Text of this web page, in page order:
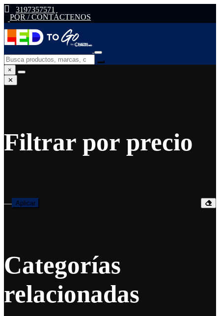
3197357571
PQR / CONTÁCTENOS
×
✕
Filtrar por precio
— Aplicar
Categorías
relacionadas